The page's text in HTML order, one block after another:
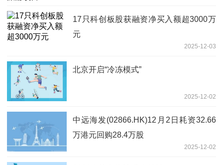
17只科创板股获融资净买入额超3000万
元
2025-12-03
北京开启“冷冻模式”
2025-12-02
中远海发(02866.HK)12月2日耗资32.66
万港元回购28.4万股
2025-12-02